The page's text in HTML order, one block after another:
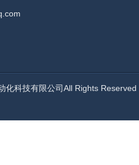
化科技有限公司All Rights